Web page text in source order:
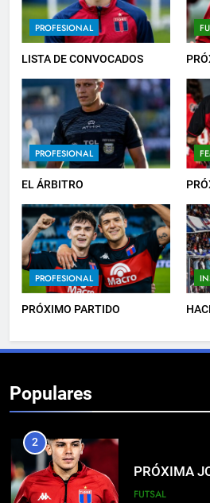
PROFESIONAL
LISTA DE CONVOCADOS
PROFESIONAL
EL ÁRBITRO
PROFESIONAL
PRÓXIMO PARTIDO
Populares
6
HACÉ EL
7
EMPATE EN
PROFESIONAL
8
DERROTA
FUTSAL
2
PRÓXIMA
FUTSAL